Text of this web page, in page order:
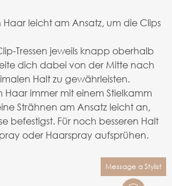
Haar leicht am Ansatz, um die Clips
Tressen jeweils knapp oberhalb
dich dabei von der Mitte nach
Halt zu gewährleisten.
Haar immer mit einem Stielkamm
Strähnen am Ansatz leicht an,
befestigst. Für noch besseren Halt
oder Haarspray aufsprühen.
Message a Stylist